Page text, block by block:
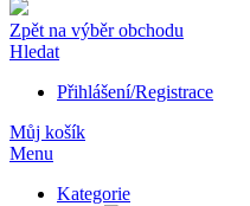
Zpět na výběr obchodu
Hledat
Přihlášení/Registrace
Můj košík
Menu
Kategorie